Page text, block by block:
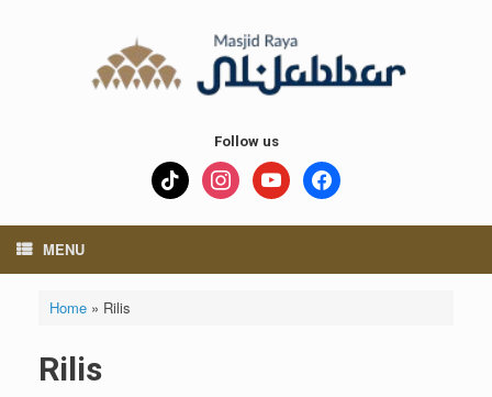
Follow us
tiktok instagramyoutube facebook
MENU
Home» Rilis
Rilis